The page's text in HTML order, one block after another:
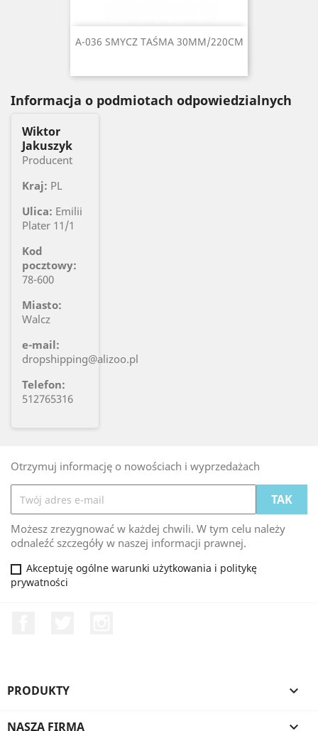
A-036 SMYCZ TAŚMA 30MM/220CM
Informacja o podmiotach odpowiedzialnych
Wiktor
Jakuszyk
Producent
Kraj: PL
Ulica: Emilii
Plater 11/1
Kod
pocztowy:
78-600
Miasto:
Walcz
e-mail:
dropshipping@alizoo.pl
Telefon:
512765316
Otrzymuj informację o nowościach i wyprzedażach
Możesz zrezygnować w każdej chwili. W tym celu należy
odnaleźć szczegóły w naszej informacji prawnej.
Akceptuję ogólne warunki użytkowania i politykę
prywatności
PRODUKTY 
NASZA FIRMA 